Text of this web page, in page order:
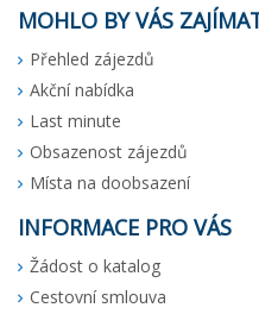
MOHLO BY VÁS
Přehled zájezdů
Akční nabídka
Last minute
Obsazenost zájezdů
Místa na doobsazení
INFORMACE PRO VÁS
Žádost o katalog
Cestovní smlouva